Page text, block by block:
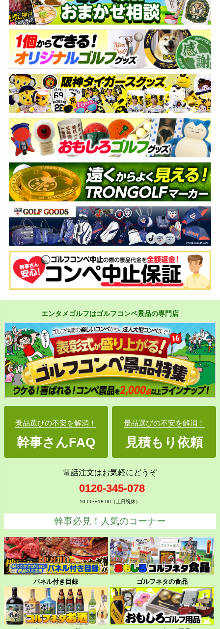
ップ
へ
エンタメゴルフはゴルフコンペ景品の専門店
景品選びの不安を解消！
幹事さんFAQ
景品選びの不安を解消！
見積もり依頼
電話注文はお気軽にどうぞ
0120-345-078
10:00〜18:00（土日祝休）
幹事必見！人気のコーナー
パネル付き目録 ゴルフネタの食品